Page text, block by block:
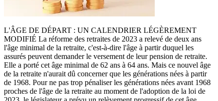
L'ÂGE DE DÉPART : UN CALENDRIER LÉGÈREMENT
MODIFIÉ La réforme des retraites de 2023 a relevé de deux ans
l'âge minimal de la retraite, c'est-à-dire l'âge à partir duquel les
assurés peuvent demander le versement de leur pension de retraite.
Elle a porté cet âge minimal de 62 ans à 64 ans. Mais ce nouvel âge
de la retraite n'aurait dû concerner que les générations nées à partir
de 1968. Pour ne pas trop pénaliser les générations nées avant 1968
proches de l'âge de la retraite au moment de l'adoption de la loi de